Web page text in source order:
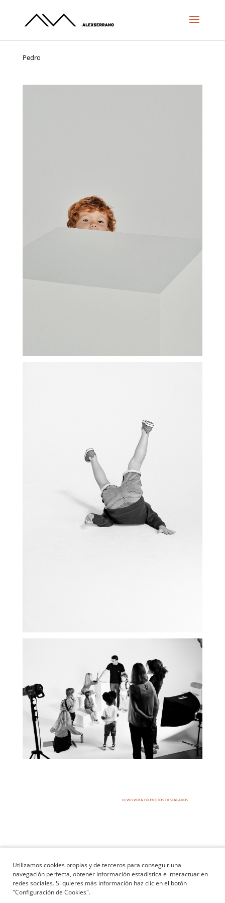
Pedro
<< VOLVER A PROYECTOS DESTACADOS
Web creada con
♥ por
ELLA
estudio@alexserranoestudio.com
+34 91 112 96 78
Utilizamos cookies propias y de terceros para conseguir una
navegación perfecta, obtener información estadística e interactuar en
redes sociales. Si quieres más información haz clic en el botón
"Configuración de Cookies".